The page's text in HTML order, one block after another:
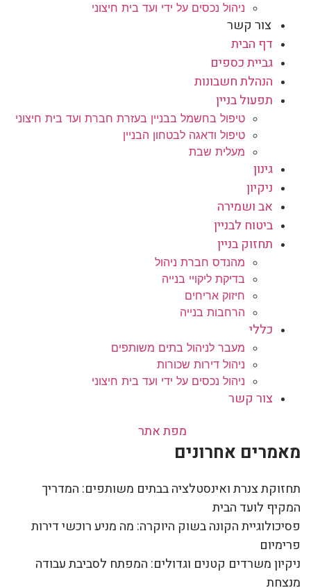
ניהול נכסים על ידי ועד בית חיצוני
צור קשר
דף הבית
גביית כספים
הנהלת חשבונות
תפעול בניין
טיפול בחשמל בבניין בעזרת חברת ועד בית חיצוני
טיפול ודאגה לבטחון הבניין
מעלית שבת
גינון
ניקיון
אב ושמירה
ביטוח לבניין
תחזוק בניין
מהנדס חברת ניהול
בדיקת ליקויי בנייה
חיזוק אריחים
הרחבות בנייה
כללי
מעבר לניהול בתים משותפים
ניהול דירות שכורות
ניהול נכסים על ידי ועד בית חיצוני
צור קשר
מפת אתר
מאמרים אחרונים
תחזוקת צנרת ואינסטלציה בבתים משותפים: המדריך
המקיף לועד הבית
פסיכולוגיית הקונה בשוק היוקרה: מה מניע רוכשי דירות
פרימיום
ניקיון משרדים קטנים וגדולים: המפתח לסביבת עבודה
מנצחת